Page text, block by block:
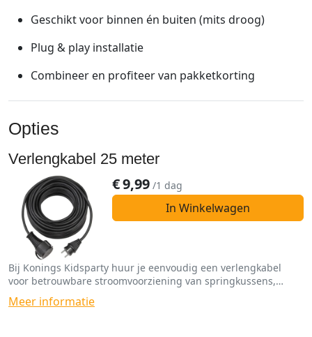
Geschiktvoor binnen én buiten (mits droog)
Plug & play installatie
Combineer en profiteervan pakketkorting
Opties
Verlengkabel 25 meter
€9,99 /1 dag
In Winkelwagen
Bij Konings Kidsparty huur je eenvoudig een verlengkabel
voor betrouwbare stroomvoorziening van springkussens,
spellen en funfoodmachines.
Meer informatie